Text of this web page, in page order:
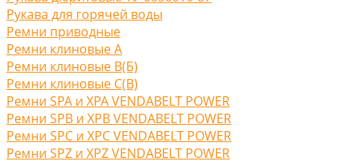
Рукава для горячей воды
Ремни приводные
Ремни клиновые A
Ремни клиновые В(Б)
Ремни клиновые С(B)
Ремни SPA и XPA VENDABELT POWER
Ремни SPB и XPB VENDABELT POWER
Ремни SPC и XPC VENDABELT POWER
Ремни SPZ и XPZ VENDABELT POWER